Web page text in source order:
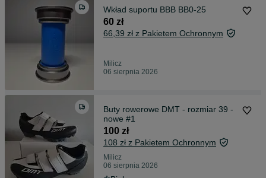
Wkład suportu BBB BB0-25
60 zł
66,39 zł z Pakietem Ochronnym
Milicz
06 sierpnia 2026
Buty rowerowe DMT - rozmiar 39 -
nowe #1
100 zł
108 zł z Pakietem Ochronnym
Milicz
06 sierpnia 2026